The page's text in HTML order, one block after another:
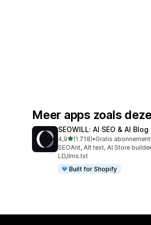
Meer apps zoals deze
SEOWILL: AI SEO & AI
4,9van 5 sterren
(1.718)
1718 recensies in totaal
•Gratis
SEOAnt, Alt text, AI Store
LD,llms.txt
Built for Shopify